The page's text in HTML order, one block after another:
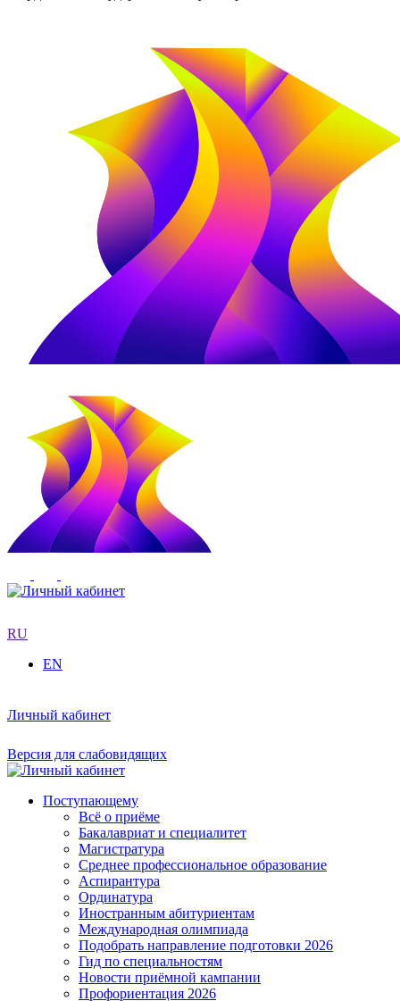
RU
EN
Личный кабинет
Версия для слабовидящих
Поступающему
Всё о приёме
Бакалавриат и специалитет
Магистратура
Среднее профессиональное образование
Аспирантура
Ординатура
Иностранным абитуриентам
Международная олимпиада
Подобрать направление подготовки 2026
Гид по специальностям
Новости приёмной кампании
Профориентация 2026